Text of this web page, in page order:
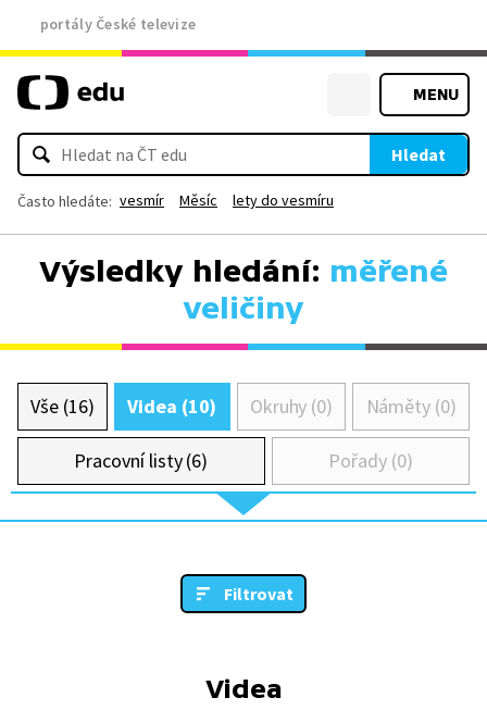
portály České televize
MENU
Hledat
Často hledáte: vesmír Měsíc lety do vesmíru
Výsledky hledání: měřené
veličiny
Vše (16) Videa (10) Okruhy (0) Náměty (0)
Pracovní listy (6) Pořady (0)
Filtrovat
Videa